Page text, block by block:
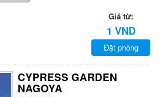
Giá từ:
1 VND
Đặt phòng
CYPRESS GARDEN
NAGOYA